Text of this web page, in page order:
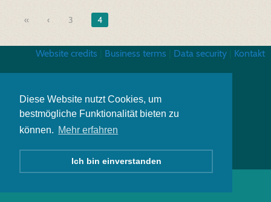
Diese Website nutzt Cookies, um
bestmögliche Funktionalität bieten zu
können. Mehr erfahren
Ich bin einverstanden
« 3 4
Website credits Business terms Data security Kontakt